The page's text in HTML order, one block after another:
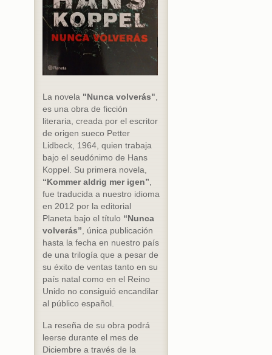
La novela "Nunca volverás"
es una obra de ficción
literaria, creada por el escritor
de origen sueco Petter
Lidbeck, 1964, quien trabaja
bajo el seudónimo de Hans
Koppel. Su primera novela,
“Kommer aldrig mer igen”
fue traducida a nuestro idioma
en 2012 por la editorial
Planeta bajo el título “Nunca
volverás” , única publicación
hasta la fecha en nuestro país
de una trilogía que a pesar de
su éxito de ventas tanto en su
país natal como en el Reino
Unido no consiguió encandilar
al público español.
La reseña de su obra podrá
leerse durante el mes de
Diciembre a través de la